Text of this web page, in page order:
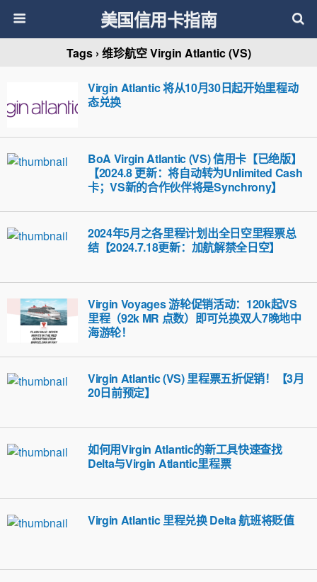
美国信用卡指南
Tags › 维珍航空 Virgin Atlantic (VS)
Virgin Atlantic 将从10月30日起开始里程动
态兑换
BoA Virgin Atlantic (VS) 信用卡【已绝版】
【2024.8 更新：将自动转为Unlimited Cash
卡；VS新的合作伙伴将是Synchrony】
2024年5月之各里程计划出全日空里程票总
结【2024.7.18更新：加航解禁全日空】
Virgin Voyages 游轮促销活动：120k起VS
里程（92k MR 点数）即可兑换双人7晚地中
海游轮！
Virgin Atlantic (VS) 里程票五折促销！【3月
20日前预定】
如何用Virgin Atlantic的新工具快速查找
Delta与Virgin Atlantic里程票
Virgin Atlantic 里程兑换 Delta 航班将贬值